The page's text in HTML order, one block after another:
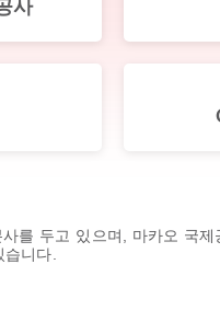
사
를 두고 있으며, 마카오 국
습니다.